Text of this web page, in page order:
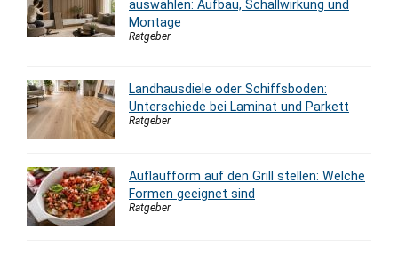
auswählen: Aufbau, Schallwirkung und
Montage
Ratgeber
Landhausdiele oder Schiffsboden:
Unterschiede bei Laminat und Parkett
Ratgeber
Auflaufform auf den Grill stellen: Welche
Formen geeignet sind
Ratgeber